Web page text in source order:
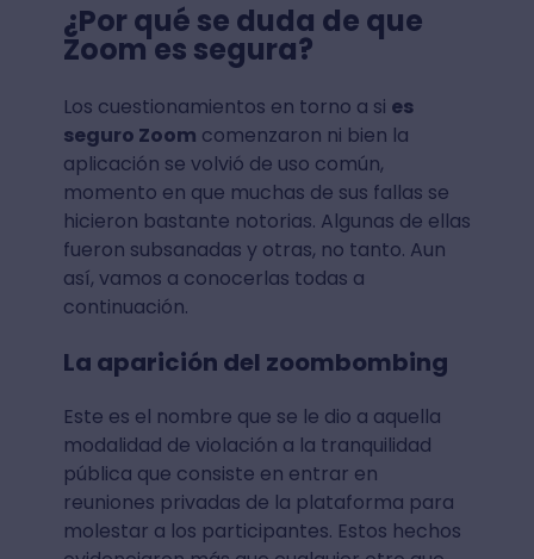
¿Por qué se duda de que
Zoom es segura?
Los cuestionamientos en torno a si es
seguro Zoom comenzaron ni bien la
aplicación se volvió de uso común,
momento en que muchas de sus fallas se
hicieron bastante notorias. Algunas de ellas
fueron subsanadas y otras, no tanto. Aun
así, vamos a conocerlas todas a
continuación.
La aparición del zoombombing
Este es el nombre que se le dio a aquella
modalidad de violación a la tranquilidad
pública que consiste en entrar en
reuniones privadas de la plataforma para
molestar a los participantes. Estos hechos